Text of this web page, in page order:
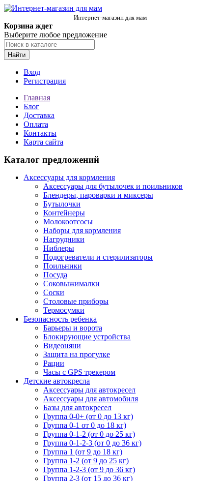
Интернет-магазин для мам
Корзина ждет
Выберите любое предложение
Найти
Вход
Регистрация
Главная
Блог
Доставка
Оплата
Контакты
Карта сайта
Каталог предложений
Аксессуары для кормления
Аксессуары для бутылочек и поильников
Блендеры, пароварки и миксеры
Бутылочки
Контейнеры
Молокоотсосы
Наборы для кормления
Нагрудники
Ниблеры
Подогреватели и стерилизаторы
Поильники
Посуда
Соковыжималки
Соски
Столовые приборы
Термосумки
Безопасность ребенка
Барьеры и ворота
Блокирующие устройства
Видеоняни
Защита на прогулке
Рации
Часы с GPS трекером
Детские автокресла
Аксессуары для автокресел
Аксессуары для автомобиля
Базы для автокресел
Группа 0-0+ (от 0 до 13 кг)
Группа 0-1 от 0 до 18 кг)
Группа 0-1-2 (от 0 до 25 кг)
Группа 0-1-2-3 (от 0 до 36 кг)
Группа 1 (от 9 до 18 кг)
Группа 1-2 (от 9 до 25 кг)
Группа 1-2-3 (от 9 до 36 кг)
Группа 2-3 (от 15 до 36 кг)